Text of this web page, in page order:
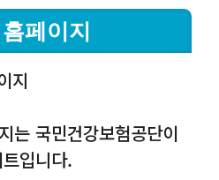
페이지
는 국민건강보험공단이
입니다.